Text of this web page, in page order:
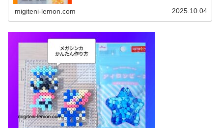
migiteni-lemon.com 2025.10.04